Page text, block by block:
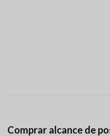
Comprar alcance de